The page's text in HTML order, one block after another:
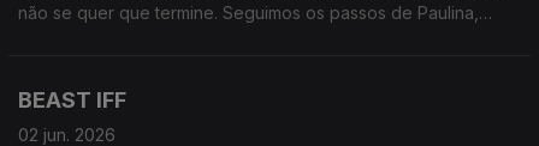
não se quer que termine. Seguimos os passos de Paulina,
BEAST IFF
02 jun. 2026